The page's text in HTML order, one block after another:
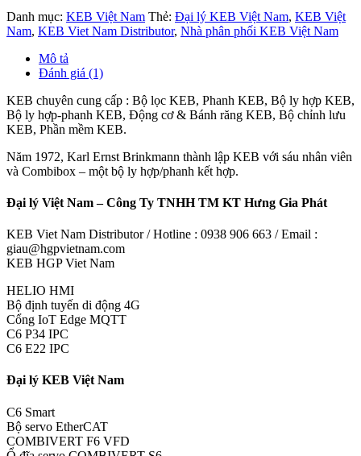
Danh mục: KEB Việt Nam Thẻ: Đại lý KEB Việt Nam, KEB Việt
Nam, KEB Viet Nam Distributor, Nhà phân phối KEB Việt Nam
Mô tả
Đánh giá (1)
KEB chuyên cung cấp : Bộ lọc KEB, Phanh KEB, Bộ ly hợp KEB,
Bộ ly hợp-phanh KEB, Động cơ & Bánh răng KEB, Bộ chỉnh lưu
KEB, Phần mềm KEB.
Năm 1972, Karl Ernst Brinkmann thành lập KEB với sáu nhân viên
và Combibox – một bộ ly hợp/phanh kết hợp.
Đại lý Việt Nam – Công Ty TNHH TM KT Hưng Gia Phát
KEB Viet Nam Distributor / Hotline : 0938 906 663 / Email :
giau@hgpvietnam.com
KEB HGP Viet Nam
HELIO HMI
Bộ định tuyến di động 4G
Cổng IoT Edge MQTT
C6 P34 IPC
C6 E22 IPC
Đại lý KEB Việt Nam
C6 Smart
Bộ servo EtherCAT
COMBIVERT F6 VFD